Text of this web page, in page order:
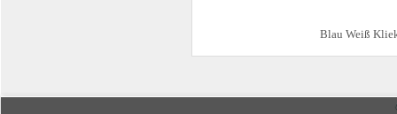
Blau Weiß